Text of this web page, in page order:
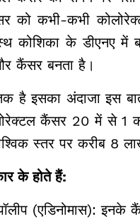
को कभी-कभी
कोशिका के डीएनए
कैंसर बनता है।
है इसका अंदाजा इस
कैंसर 20 में से 1 को
स्तर पर करीब 8
के होते हैं:
(एडिनोमास): इनके